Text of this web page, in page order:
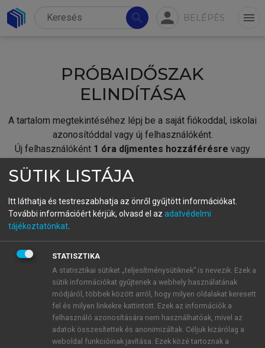
search person BELÉPÉS menu
PRÓBAIDŐSZAK
ELINDÍTÁSA
A tartalom megtekintéséhez lépj be a saját fiókoddal, iskolai
azonosítóddal vagy új felhasználóként.
Új felhasználóként 1 óra díjmentes hozzáférésre vagy
fiókoddal,vagy hozz létre új fiókot.
A regisztráció után apróbaidőszakautomatikusan
BELÉPÉS SAJÁT FIÓKKAL
ÚJ FIÓK LÉTREHOZÁSA
1 óra díjmentes hozzáférés
E-MAIL-CÍM
SÜTIK LISTÁJA
Itt láthatja és testreszabhatja az önről gyűjtött információkat.
További információért kérjük, olvasd el az adatvédelmi
tájékoztatónkat
STATISZTIKA
A statisztikai sütiket „teljesítménysütiknek” is nevezik. Ezek a
sütik információkat gyűjtenek a webhely használatának
módjáról, többek között arról, hogy milyen oldalakat keresett
fel és milyen linkekre kattintott. Ezek az információk a
felhasználó azonosítására nem használhatóak, mivel az
adatok összesítettek és anonimizáltak. Céljuk kizárólag a
weboldal funkcióinak javítása. Ezek közé tartoznak a